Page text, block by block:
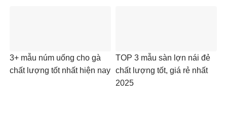
3+ mẫu núm uống cho gà
chất lượng tốt nhất hiện nay
TOP 3 mẫu sàn lợn nái đẻ
chất lượng tốt, giá rẻ nhất
2025